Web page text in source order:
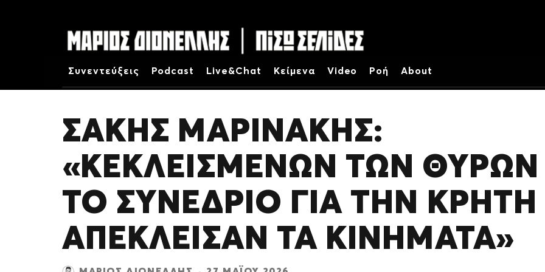
Συνεντεύξεις Podcast Live&Chat Κείμενα Video Ροή About
ΣΆΚΗΣ ΜΑΡΙΝΆΚΗΣ:
«ΚΕΚΛΕΙΣΜΈΝΩΝ ΤΩΝ ΘΥΡΏΝ
ΤΟ ΣΥΝΈΔΡΙΟ ΓΙΑ ΤΗΝ ΚΡΉΤΗ
ΑΠΈΚΛΕΙΣΑΝ ΤΑ ΚΙΝΉΜΑΤΑ»